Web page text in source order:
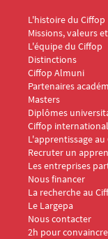
Menu Footer CIFFOP 1
L'histoire du Ciffop
Missions, valeurs
L'équipe du Ciffop
Distinctions
Ciffop Almuni
Partenaires
Menu Footer CIFFOP 2
Masters
Diplômes
Ciffop international
Menu Footer CIFFOP 3
L'apprentissage au
Recruter un
Les entreprises
Nous financer
Menu Footer CIFFOP 4
La recherche au
Le Largepa
Menu Footer CIFFOP 5
Nous contacter
2h pour convaincre